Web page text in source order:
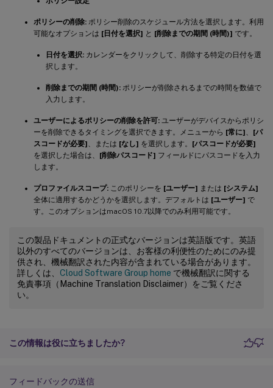
ポリシーの削除: ポリシー削除のスケジュール方法を選択します。利用
可能なオプションは [日付を選択] と [削除までの期間 (時間)] です。
日付を選択: カレンダーをクリックして、削除する特定の日付を選
択します。
削除までの期間 (時間): ポリシーが削除されるまでの時間を数値で
入力します。
ユーザーによるポリシーの削除を許可: ユーザーがデバイスからポリシ
ーを削除できるタイミングを選択できます。メニューから [常に]
[パ
スコードが必要] 、または [なし] を選択します。 [パスコードが必要]
を選択した場合は、 [削除パスコード] フィールドにパスコードを入力
します。
プロファイルスコープ: このポリシーを [ユーザー] または [システム]
全体に適用するかどうかを選択します。デフォルトは [ユーザー] で
す。このオプションはmacOS 10.7以降でのみ利用可能です。
この製品ドキュメントの正式なバージョンは英語版です。英語
以外のすべてのバージョンは、お客様の利便性のためにのみ提
供され、機械翻訳された内容が含まれている場合があります。
詳しくは、 Cloud Software Group home で機械翻訳に関する
免責事項（Machine Translation Disclaimer）をご覧くださ
い。
この情報は役に立ちましたか?
フィードバックの送信